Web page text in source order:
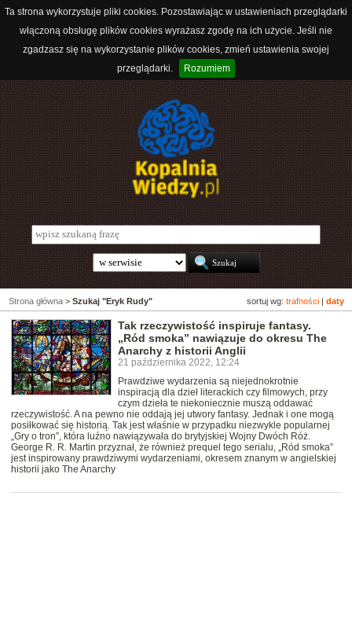
Ta strona wykorzystuje pliki cookies. Pozostawiając w ustawieniach przeglądarki
włączoną obsługę plików cookies wyrażasz zgodę na ich użycie. Jeśli nie
zgadzasz się na wykorzystanie plików cookies, zmień ustawienia swojej
przeglądarki.
Rozumiem
sortuj wg: trafności daty
Strona główna > Szukaj "Eryk Rudy"
Tak rzeczywistość inspiruje fantasy.
„Ród smoka” nawiązuje do okresu The
Anarchy z historii Anglii
21 października 2022, 12:24
Prawdziwe wydarzenia są niejednokrotnie
inspiracją dla dzieł literackich czy filmowych, przy
czym dzieła te niekoniecznie muszą oddawać
rzeczywistość. A na pewno nie oddają jej utwory fantasy. Jednak i one mogą
posiłkować się historią. Tak jest właśnie w przypadku niezwykle popularnej
„Gry o tron”, która luźno nawiązywała do brytyjskiej Wojny Dwóch Róż.
George R. R. Martin przyznał, że również prequel tego serialu, „Ród smoka”
jest inspirowany prawdziwymi wydarzeniami, okresem znanym w angielskiej
historii jako The Anarchy